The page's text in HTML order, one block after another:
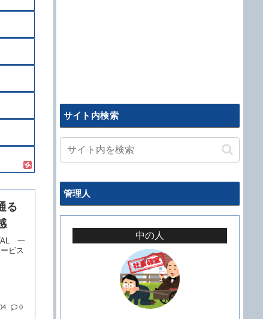
る
一
ビス
0
サイト内検索
管理人
中の人